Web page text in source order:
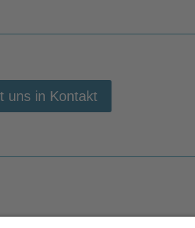
uns in Kontakt